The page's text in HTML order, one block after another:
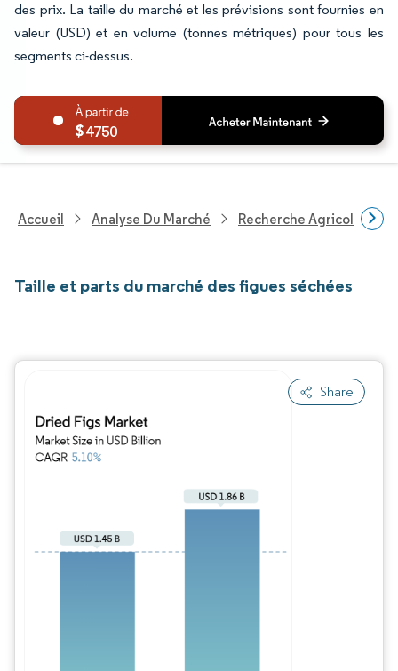
des prix. La taille du marché et les prévisions sont fournies en
valeur (USD) et en volume (tonnes métriques) pour tous les
segments ci-dessus.
4750
Accueil Analyse Du Marché Recherche Agricole
Taille et parts du marché des figues séchées
Share